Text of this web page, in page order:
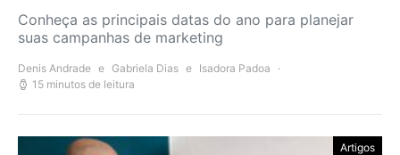
Conheça as principais datas do ano para planejar
suas campanhas de marketing
Denis Andrade e Gabriela Dias e Isadora Padoa
15 minutos de leitura
Artigos